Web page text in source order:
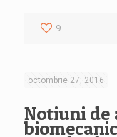
9
octombrie 27, 2016
Notiuni de